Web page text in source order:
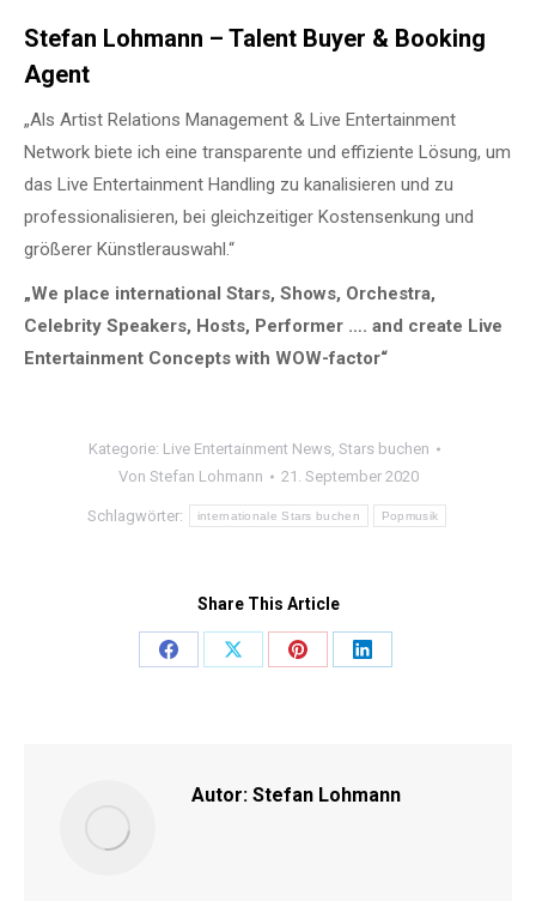
Stefan Lohmann – Talent Buyer & Booking
Agent
„Als Artist Relations Management & Live Entertainment
Network biete ich eine transparente und effiziente Lösung, um
das Live Entertainment Handling zu kanalisieren und zu
professionalisieren, bei gleichzeitiger Kostensenkung und
größerer Künstlerauswahl.“
„We place international Stars, Shows, Orchestra,
Celebrity Speakers, Hosts, Performer …. and create Live
Entertainment Concepts with WOW-factor“
Kategorie: Live Entertainment News, Stars buchen
Von Stefan Lohmann 21. September 2020
Schlagwörter: internationale Stars buchen Popmusik
Share This Article
Share
Share
Share
Share
Autor: Stefan Lohmann